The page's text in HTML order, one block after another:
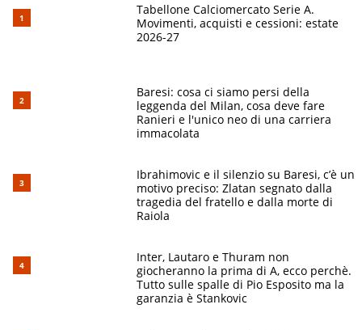
Tabellone Calciomercato Serie A.
Movimenti, acquisti e cessioni: estate
2026-27
Baresi: cosa ci siamo persi della
leggenda del Milan, cosa deve fare
Ranieri e l'unico neo di una carriera
immacolata
Ibrahimovic e il silenzio su Baresi, c’è un
motivo preciso: Zlatan segnato dalla
tragedia del fratello e dalla morte di
Raiola
Inter, Lautaro e Thuram non
giocheranno la prima di A, ecco perchè.
Tutto sulle spalle di Pio Esposito ma la
garanzia è Stankovic